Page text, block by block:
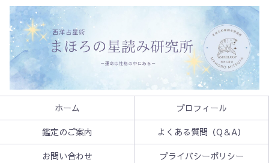
ホーム
プロフィール
鑑定のご案内
よくある質問（Q＆A）
お問い合わせ
プライバシーポリシー